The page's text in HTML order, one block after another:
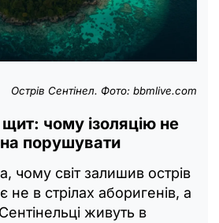
Острів Сентінел. Фото: bbmlive.com
щит: чому ізоляцію не
порушувати
чому світ залишив острів
не в стрілах аборигенів, а
живуть в